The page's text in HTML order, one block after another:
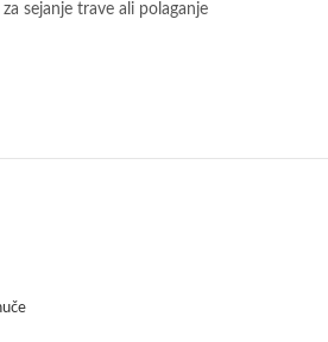
sejanje trave ali polaganje